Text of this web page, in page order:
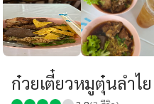
ก๋วยเตี๋ยวหมูตุ๋นลำไย